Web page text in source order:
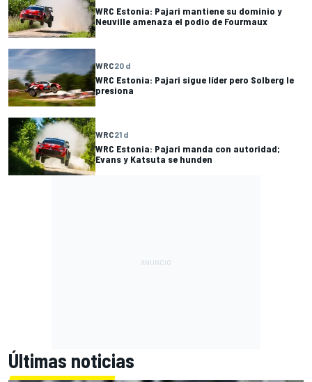
WRC Estonia: Pajari mantiene su dominio y
Neuville amenaza el podio de Fourmaux
WRC20 d
WRC Estonia: Pajari sigue líder pero Solberg le
presiona
WRC21 d
WRC Estonia: Pajari manda con autoridad;
Evans y Katsuta se hunden
Últimas noticias